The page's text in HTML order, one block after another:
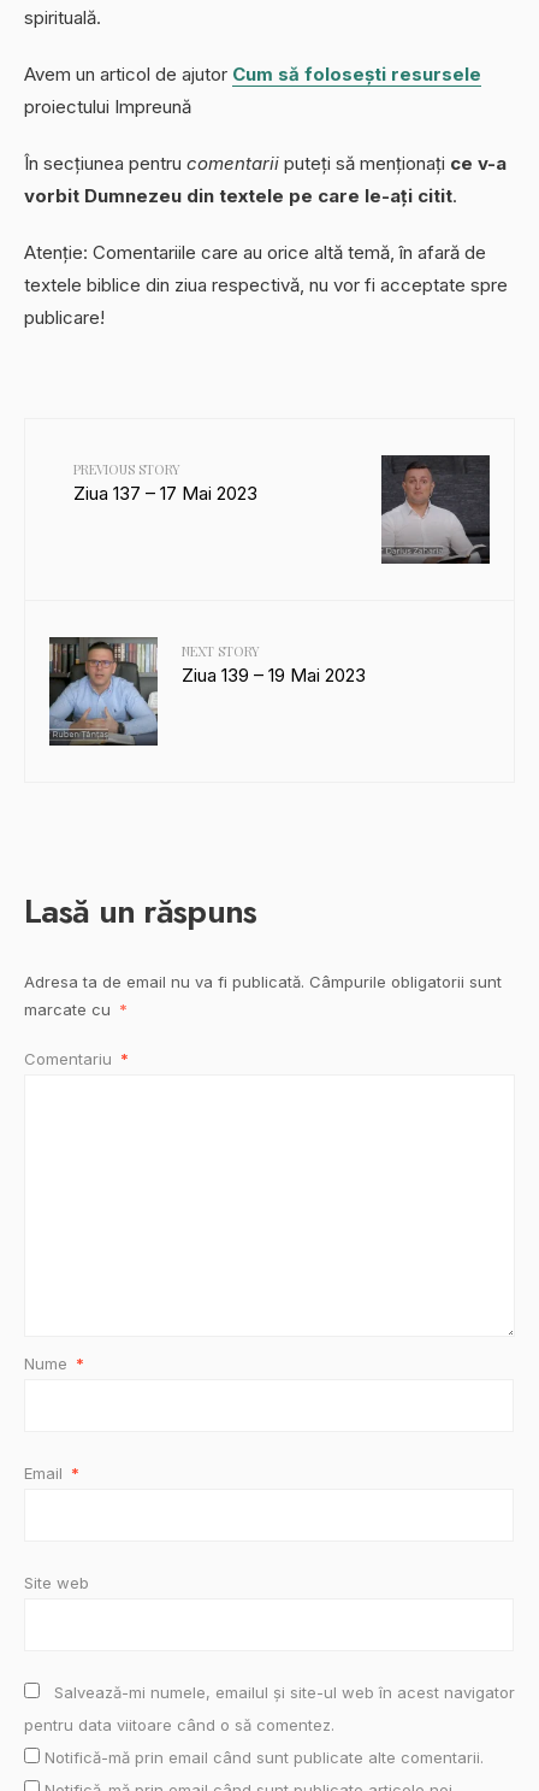
spirituală.
Avem un articol de ajutor Cum să folosești resursele
proiectului Impreună
În secțiunea pentru comentarii puteți să menționați ce v-a
vorbit Dumnezeu din textele pe care le-ați citit.
Atenție: Comentariile care au orice altă temă, în afară de
textele biblice din ziua respectivă, nu vor fi acceptate spre
publicare!
PREVIOUS STORY
Ziua 137 – 17 Mai 2023
NEXT STORY
Ziua 139 – 19 Mai 2023
Lasă un răspuns
Adresa ta de email nu va fi publicată. Câmpurile obligatorii sunt
marcate cu *
Comentariu *
Nume *
Email *
Site web
Salvează-mi numele, emailul și site-ul web în acest navigator
pentru data viitoare când o să comentez.
Notifică-mă prin email când sunt publicate alte comentarii.